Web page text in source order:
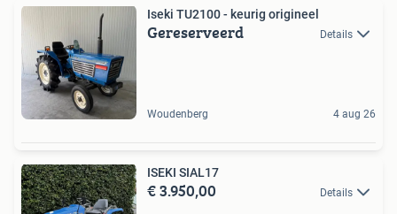
Iseki TU2100 - keurig origineel
Gereserveerd Details
Woudenberg 4 aug 26
ISEKI SIAL17
€ 3.950,00 Details